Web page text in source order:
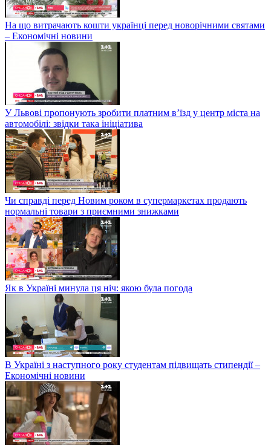
На що витрачають кошти українці перед новорічними святами
– Економічні новини
У Львові пропонують зробити платним в’їзд у центр міста на
автомобілі: звідки така ініціатива
Чи справді перед Новим роком в супермаркетах продають
нормальні товари з приємними знижками
Як в Україні минула ця ніч: якою була погода
В Україні з наступного року студентам підвищать стипендії –
Економічні новини